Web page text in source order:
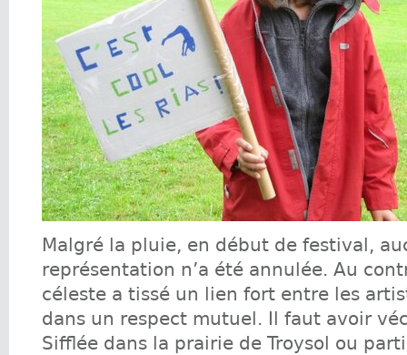
Malgré la pluie, en début de festival,
représentation n’a été annulée. Au
céleste a tissé un lien fort entre les
dans un respect mutuel. Il faut avoir
Sifflée dans la prairie de Troysol ou